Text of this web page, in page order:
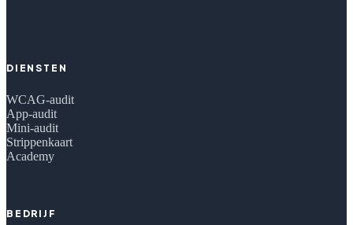
DIENSTEN
WCAG-audit
App-audit
Mini-audit
Strippenkaart
Academy
BEDRIJF